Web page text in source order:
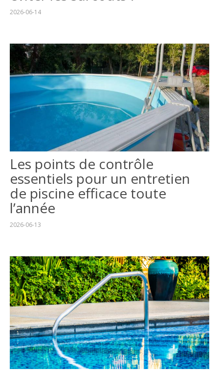
2026-06-14
Les points de contrôle
essentiels pour un entretien
de piscine efficace toute
l’année
2026-06-13